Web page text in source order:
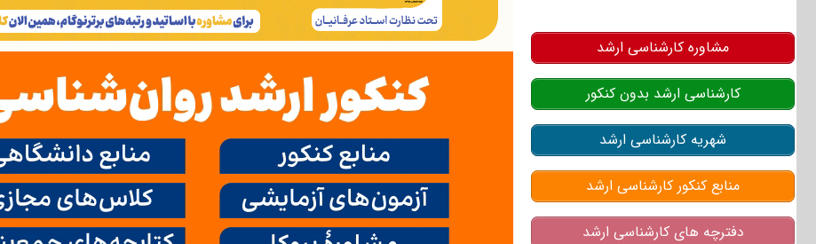
مشاوره کارشناسی ارشد
کارشناسی ارشد بدون کنکور
شهریه کارشناسی ارشد
منابع کنکور کارشناسی ارشد
دفترچه های کارشناسی ارشد